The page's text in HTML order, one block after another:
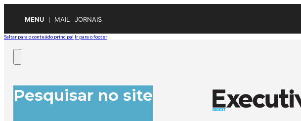
MENU MAIL JORNAIS
Saltar para o conteúdo principal Ir para o footer
Pesquisar no site